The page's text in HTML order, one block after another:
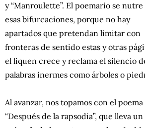
y “Manroulette”. El poemario se nutre
esas bifurcaciones, porque no hay
apartados que pretendan limitar con
fronteras de sentido estas y otras
el liquen crece y reclama el silencio
palabras inermes como árboles o
Al avanzar, nos topamos con el poema
“Después de la rapsodia”, que lleva un